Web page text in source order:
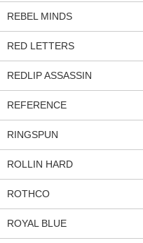
REBEL MINDS
RED LETTERS
REDLIP ASSASSIN
REFERENCE
RINGSPUN
ROLLIN HARD
ROTHCO
ROYAL BLUE